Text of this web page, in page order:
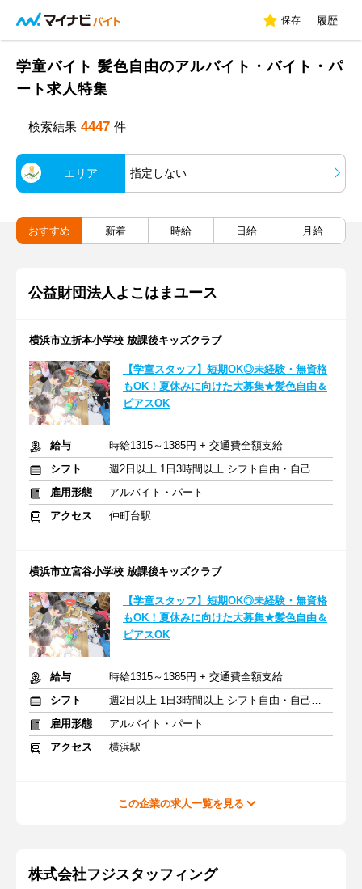
保存 履歴
学童バイト 髪色自由のアルバイト・バイト・パ
ート求人特集
検索結果 4447 件
エリア 指定しない
おすすめ 新着 時給 日給 月給
公益財団法人よこはまユース
横浜市立折本小学校 放課後キッズクラブ
【学童スタッフ】短期OK◎未経験・無資格
もOK！夏休みに向けた大募集★髪色自由＆
ピアスOK
給与
時給1315～1385円 + 交通費全額支給
シフト
週2日以上 1日3時間以上 シフト自由・自己申告
雇用形態
アルバイト・パート
アクセス
仲町台駅
横浜市立宮谷小学校 放課後キッズクラブ
【学童スタッフ】短期OK◎未経験・無資格
もOK！夏休みに向けた大募集★髪色自由＆
ピアスOK
給与
時給1315～1385円 + 交通費全額支給
シフト
週2日以上 1日3時間以上 シフト自由・自己申告
雇用形態
アルバイト・パート
アクセス
横浜駅
この企業の求人一覧を見る
株式会社フジスタッフィング